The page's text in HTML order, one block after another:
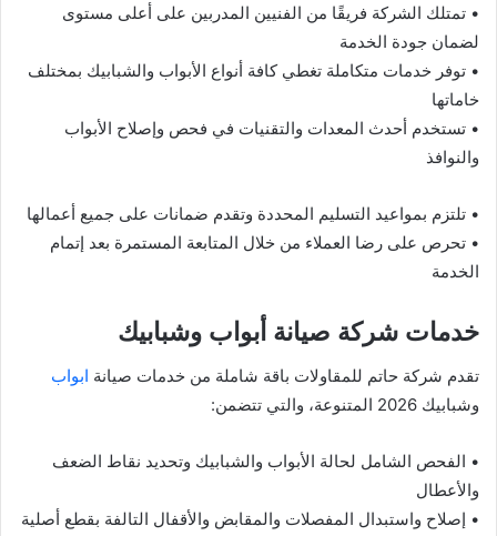
• تمتلك الشركة فريقًا من الفنيين المدربين على أعلى مستوى
لضمان جودة الخدمة
• توفر خدمات متكاملة تغطي كافة أنواع الأبواب والشبابيك بمختلف
خاماتها
• تستخدم أحدث المعدات والتقنيات في فحص وإصلاح الأبواب
والنوافذ
• تلتزم بمواعيد التسليم المحددة وتقدم ضمانات على جميع أعمالها
• تحرص على رضا العملاء من خلال المتابعة المستمرة بعد إتمام
الخدمة
خدمات شركة صيانة أبواب وشبابيك
تقدم شركة حاتم للمقاولات باقة شاملة من خدمات صيانة ابواب
وشبابيك 2026 المتنوعة، والتي تتضمن:
• الفحص الشامل لحالة الأبواب والشبابيك وتحديد نقاط الضعف
والأعطال
• إصلاح واستبدال المفصلات والمقابض والأقفال التالفة بقطع أصلية